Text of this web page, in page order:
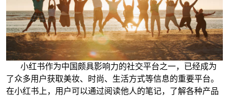
小红书作为中国颇具影响力的社交平台之一，已经成为
了众多用户获取美妆、时尚、生活方式等信息的重要平台。
在小红书上，用户可以通过阅读他人的笔记，了解各种产品